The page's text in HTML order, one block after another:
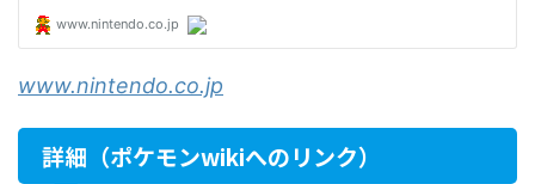
www.nintendo.co.jp
詳細（ポケモンwikiへのリンク）